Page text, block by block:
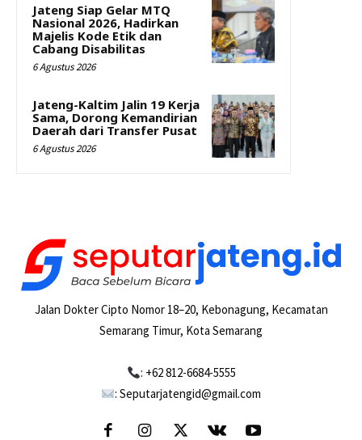
Jateng Siap Gelar MTQ
Nasional 2026, Hadirkan
Majelis Kode Etik dan
Cabang Disabilitas
6 Agustus 2026
Jateng-Kaltim Jalin 19 Kerja
Sama, Dorong Kemandirian
Daerah dari Transfer Pusat
6 Agustus 2026
Jalan Dokter Cipto Nomor 18–20, Kebonagung, Kecamatan
Semarang Timur, Kota Semarang
: +62 812-6684-5555
: Seputarjatengid@gmail.com